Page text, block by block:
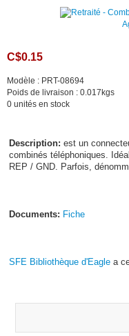
C$0.15
Modèle : PRT-08694
Poids de livraison : 0.017kgs
0 unités en stock
Description: est un
combinés téléphoniques.
REP / GND. Parfois,
Documents: Fiche
SFE Bibliothèque d'Eagle a